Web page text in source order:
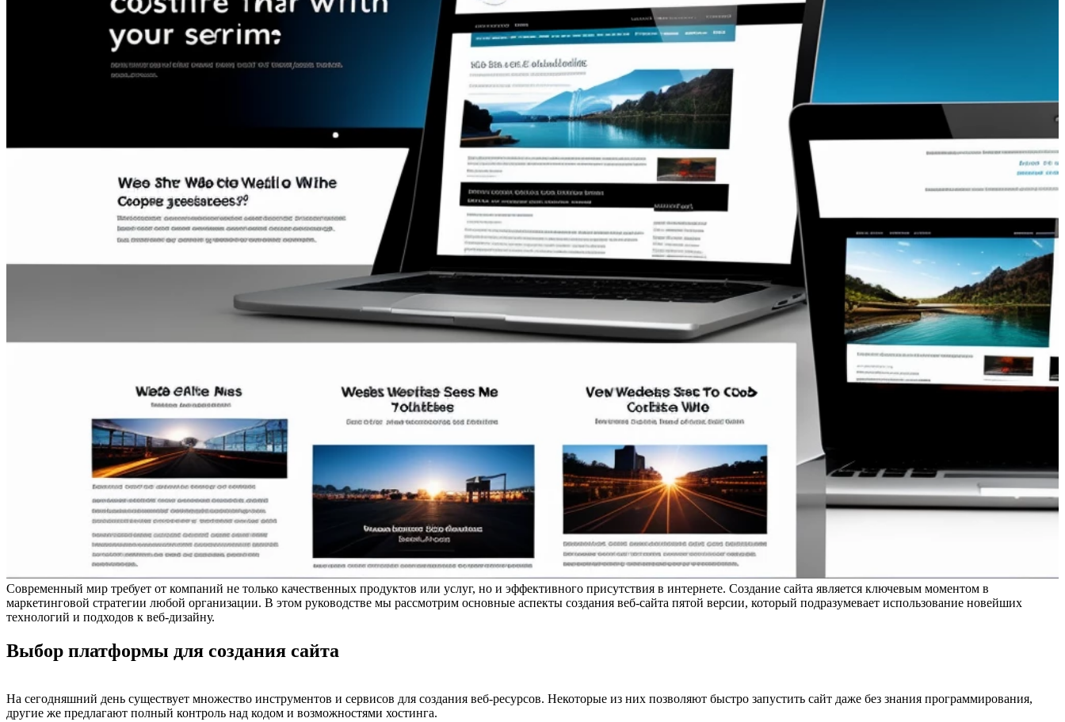
Современный мир требует от компаний не только качественных продуктов или услуг, но и эффективного присутствия в интернете. Создание сайта является ключевым моментом в
маркетинговой стратегии любой организации. В этом руководстве мы рассмотрим основные аспекты создания веб-сайта пятой версии, который подразумевает использование новейших
технологий и подходов к веб-дизайну.
Выбор платформы для создания сайта
На сегодняшний день существует множество инструментов и сервисов для создания веб-ресурсов. Некоторые из них позволяют быстро запустить сайт даже без знания программирования,
другие же предлагают полный контроль над кодом и возможностями хостинга.